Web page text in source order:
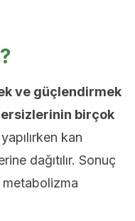
ve güçlendirmek
birçok
kan
dağıtılır. Sonuç
metabolizma